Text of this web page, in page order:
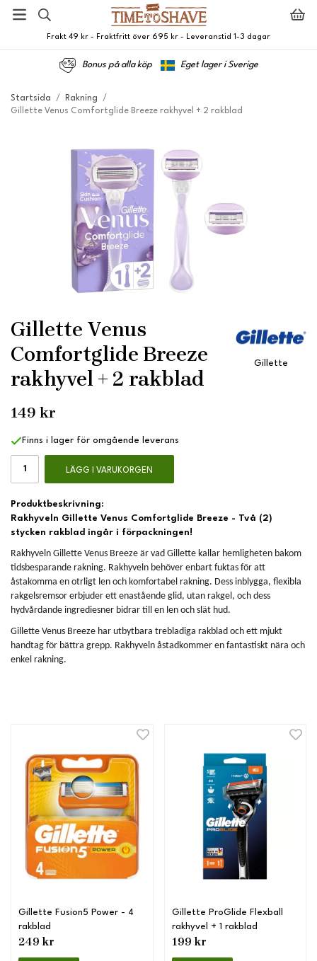
Frakt 49 kr - Fraktfritt över 695 kr - Leveranstid 1-3 dagar
Bonus på alla köp Eget lager i Sverige
Startsida / Rakning
/
Gillette Venus Comfortglide Breeze rakhyvel + 2 rakblad
Gillette Venus
Comfortglide Breeze
rakhyvel + 2 rakblad
Gillette
149 kr
Finns i lager för omgående leverans
LÄGG I VARUKORGEN
Produktbeskrivning:
Rakhyveln Gillette Venus Comfortglide Breeze - Två (2)
stycken rakblad ingår i förpackningen!
Rakhyveln Gillette Venus Breeze är vad Gillette kallar hemligheten bakom
tidsbesparande rakning. Rakhyveln behöver enbart fuktas för att
åstakomma en otrligt len och komfortabel rakning. Dess inblygga, flexibla
rakgelsremsor erbjuder ett enastående glid, utan rakgel, och dess
hydvårdande ingrediesner bidrar till en len och slät hud.
Gillette Venus Breeze har utbytbara trebladiga rakblad och ett mjukt
handtag för bättra grepp. Rakhyveln åstadkommer en fantastiskt nära och
enkel rakning.
Gillette Fusion5 Power - 4
rakblad
249 kr
Gillette ProGlide Flexball
rakhyvel + 1 rakblad
199 kr